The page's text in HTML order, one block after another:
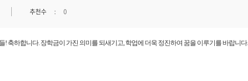
추천수 0
! 축하합니다. 장학금이 가진 의미를 되새기고, 학업에 더욱 정진하여 꿈을 이루기를 바랍니다.